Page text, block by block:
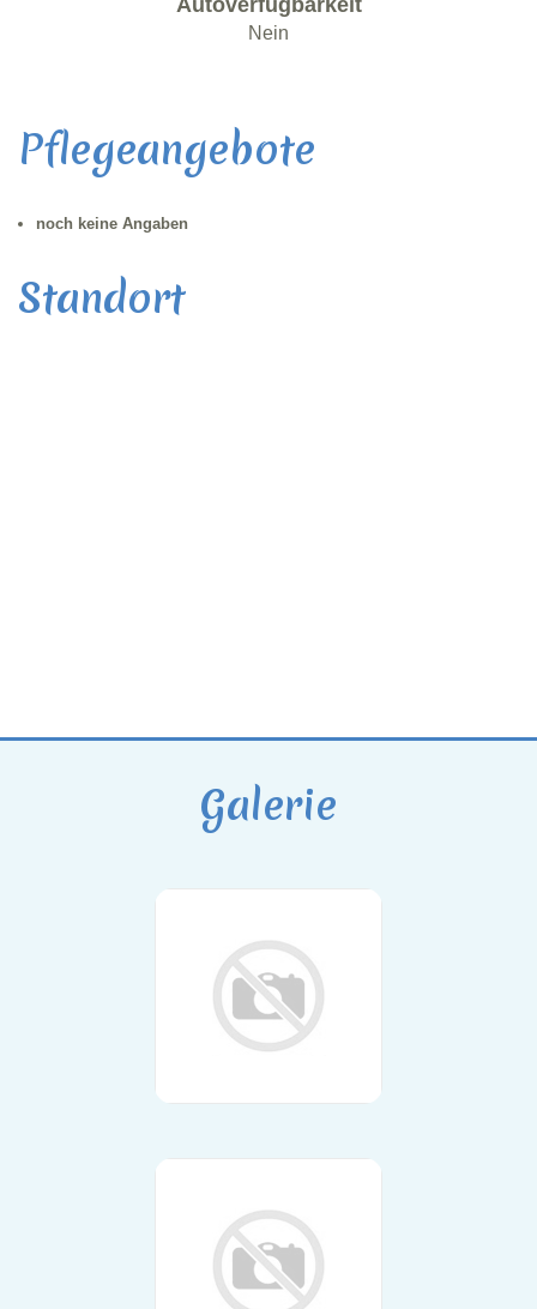
Autoverfügbarkeit
Nein
Pflegeangebote
noch keine Angaben
Standort
Galerie